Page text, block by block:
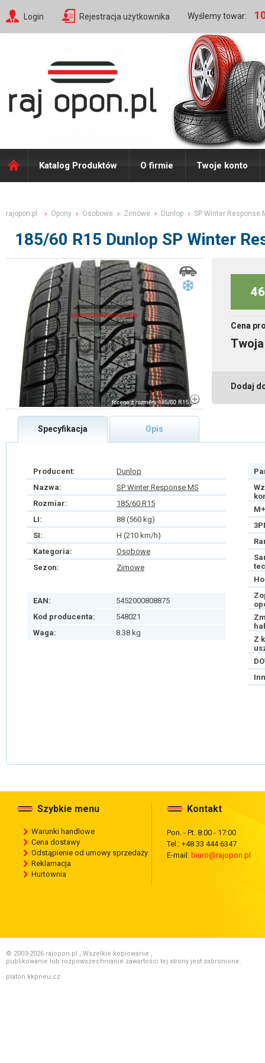
Login Rejestracja użytkownika Wyślemy towar:
Katalog Produktów O firmie Twoje konto
rajopon.pl Opony Osobowe Zimowe Dunlop SP Winter Response
185/60 R15 Dunlop SP Winter
Cena
Dodaj
Specyfikacja Opis
Producent:
Dunlop
Nazwa:
SP Winter Response MS
Rozmiar:
185/60 R15
LI:
88 (560 kg)
SI:
H (210 km/h)
Kategoria:
Osobowe
Sezon:
Zimowe
EAN:
5452000808875
Kod producenta:
548021
Waga:
8.38 kg
Z
Szybkie menu
Warunki handlowe
Cena dostawy
Odstąpienie od umowy sprzedaży
Reklamacja
Hurtownia
Kontakt
Pon. - Pt. 8:00 - 17:00
Tel.: +48 33 444 6347
E-mail: biuro@rajopon.pl
© 2003-2026 rajopon.pl , Wszelkie kopiowanie ,
publikowanie lub rozpowszechnianie zawartości tej strony jest zabronione.
platon.kkpneu.cz